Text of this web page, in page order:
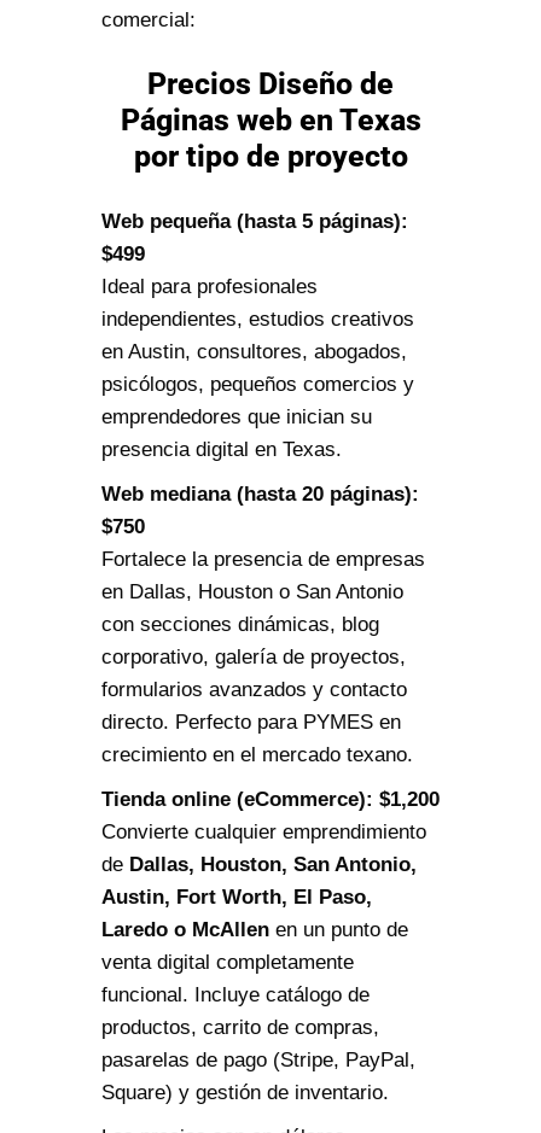
comercial:
Precios Diseño de
Páginas web en Texas
por tipo de proyecto
Web pequeña (hasta 5 páginas):
$499
Ideal para profesionales
independientes, estudios creativos
en Austin, consultores, abogados,
psicólogos, pequeños comercios y
emprendedores que inician su
presencia digital en Texas.
Web mediana (hasta 20 páginas):
$750
Fortalece la presencia de empresas
en Dallas, Houston o San Antonio
con secciones dinámicas, blog
corporativo, galería de proyectos,
formularios avanzados y contacto
directo. Perfecto para PYMES en
crecimiento en el mercado texano.
Tienda online (eCommerce): $1,200
Convierte cualquier emprendimiento
de Dallas, Houston, San Antonio,
Austin, Fort Worth, El Paso,
Laredo o McAllen en un punto de
venta digital completamente
funcional. Incluye catálogo de
productos, carrito de compras,
pasarelas de pago (Stripe, PayPal,
Square) y gestión de inventario.